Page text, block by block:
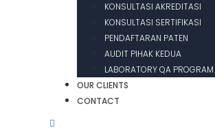
KONSULTASI AKREDITASI
KONSULTASI SERTIFIKASI
PENDAFTARAN PATEN
AUDIT PIHAK KEDUA
LABORATORY QA PROGRAM
OUR CLIENTS
CONTACT